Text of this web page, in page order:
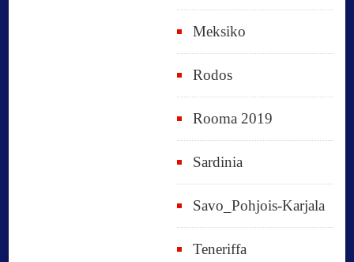
Meksiko
Rodos
Rooma 2019
Sardinia
Savo_Pohjois-Karjala
Teneriffa